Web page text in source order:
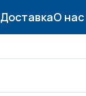
ДоставкаО нас